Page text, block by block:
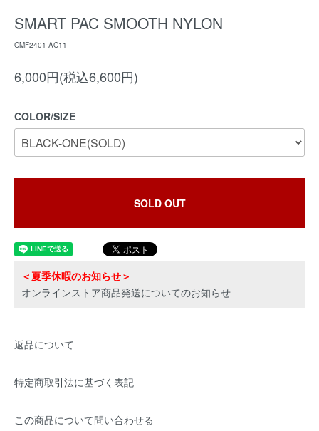
SMART PAC SMOOTH NYLON
CMF2401-AC11
6,000円(税込6,600円)
COLOR/SIZE
SOLD OUT
＜夏季休暇のお知らせ＞
オンラインストア商品発送についてのお知らせ
返品について
特定商取引法に基づく表記
この商品について問い合わせる